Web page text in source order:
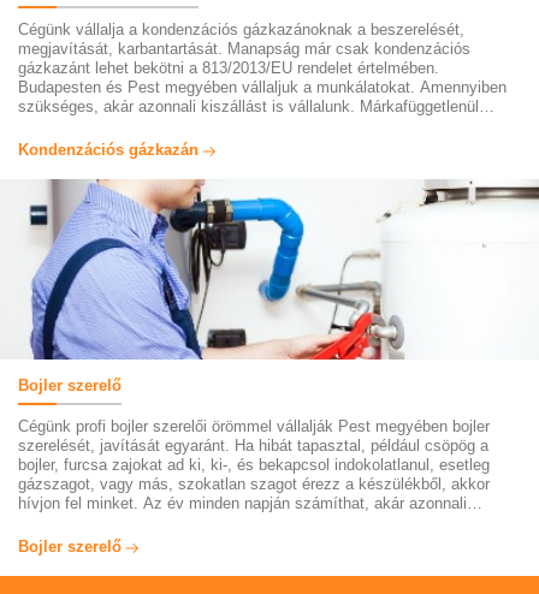
Cégünk vállalja a kondenzációs gázkazánoknak a beszerelését,
megjavítását, karbantartását. Manapság már csak kondenzációs
gázkazánt lehet bekötni a 813/2013/EU rendelet értelmében.
Budapesten és Pest megyében vállaljuk a munkálatokat. Amennyiben
szükséges, akár azonnali kiszállást is vállalunk. Márkafüggetlenül
Látogasson el oldalunkra, ahol bővebben informálódhat
szolgáltatásainkról és kérje szakembereink segítségét.
Kondenzációs gázkazán
Bojler szerelő
Cégünk profi bojler szerelői örömmel vállalják Pest megyében bojler
szerelését, javítását egyaránt. Ha hibát tapasztal, például csöpög a
bojler, furcsa zajokat ad ki, ki-, és bekapcsol indokolatlanul, esetleg
gázszagot, vagy más, szokatlan szagot érezz a készülékből, akkor
hívjon fel minket. Az év minden napján számíthat, akár azonnali
rendelkeznek, számlát és garanciát adnak munkáik után. Látogasson el
oldalunkra bővebb információkért.
Bojler szerelő